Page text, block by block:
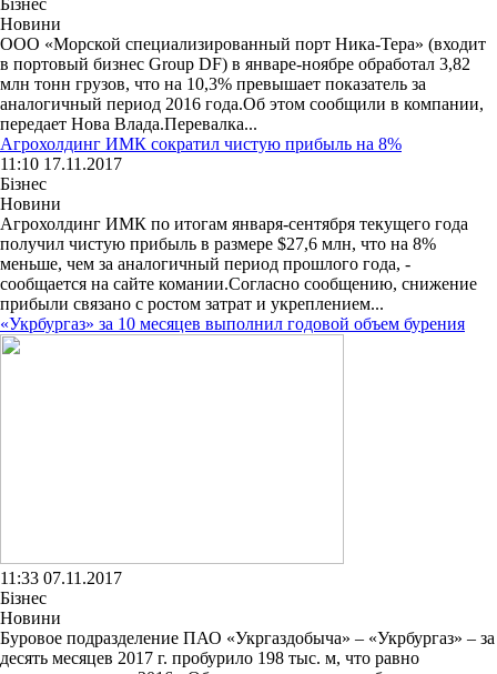
Бізнес
Новини
ООО «Морской специализированный порт Ника-Тера» (входит
в портовый бизнес Group DF) в январе-ноябре обработал 3,82
млн тонн грузов, что на 10,3% превышает показатель за
аналогичный период 2016 года.Об этом сообщили в компании,
передает Нова Влада.Перевалка...
Агрохолдинг ИМК сократил чистую прибыль на 8%
11:10 17.11.2017
Бізнес
Новини
Агрохолдинг ИМК по итогам января-сентября текущего года
получил чистую прибыль в размере $27,6 млн, что на 8%
меньше, чем за аналогичный период прошлого года, -
сообщается на сайте комании.Согласно сообщению, снижение
прибыли связано с ростом затрат и укреплением...
«Укрбургаз» за 10 месяцев выполнил годовой объем бурения
11:33 07.11.2017
Бізнес
Новини
Буровое подразделение ПАО «Укргаздобыча» – «Укрбургаз» – за
десять месяцев 2017 г. пробурило 198 тыс. м, что равно